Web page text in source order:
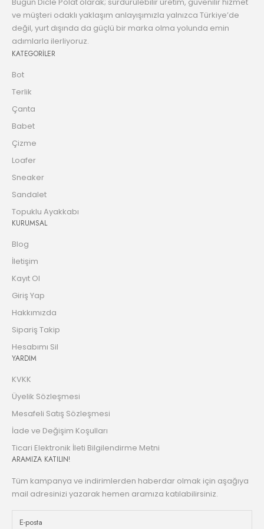
ve müşteri odaklı yaklaşım anlayışımızla yalnızca Türkiye’de
değil, yurt dışında da güçlü bir marka olma yolunda emin
adımlarla ilerliyoruz.
KATEGORİLER
Bot
Terlik
Çanta
Babet
Çizme
Loafer
Sneaker
Sandalet
Topuklu Ayakkabı
KURUMSAL
Blog
İletişim
Kayıt Ol
Giriş Yap
Hakkımızda
Sipariş Takip
Hesabımı Sil
YARDIM
KVKK
Üyelik Sözleşmesi
Mesafeli Satış Sözleşmesi
İade ve Değişim Koşulları
Ticari Elektronik İleti Bilgilendirme Metni
ARAMIZA KATILIN!
Tüm kampanya ve indirimlerden haberdar olmak için aşağıya
mail adresinizi yazarak hemen aramıza katılabilirsiniz.